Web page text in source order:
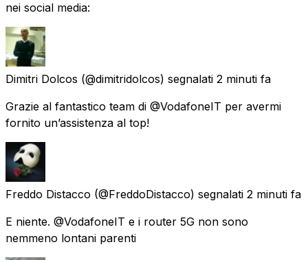
nei social media:
Dimitri Dolcos (@dimitridolcos) segnalati 2 minuti fa
Grazie al fantastico team di @VodafoneIT per avermi
fornito un’assistenza al top!
Freddo Distacco (@FreddoDistacco) segnalati 2 minuti fa
E niente. @VodafoneIT e i router 5G non sono
nemmeno lontani parenti